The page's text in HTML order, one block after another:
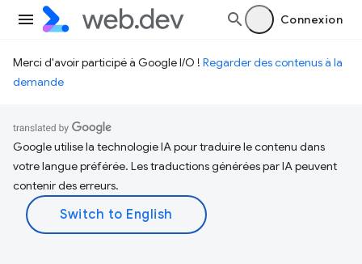
Connexion
Merci d'avoir participé à Google I/O ! Regarder des contenus à la
demande
Google utilise la technologie IA pour traduire le contenu dans
votre langue préférée. Les traductions générées par IA peuvent
contenir des erreurs.